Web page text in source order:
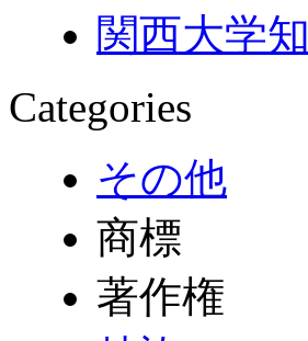
関西大学
Categories
その他
商標
著作権